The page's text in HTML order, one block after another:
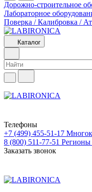
Дорожно-строительное
Лабораторное
Поверка / Калибровка /
Каталог
Телефоны
+7 (499) 455-51-17
8 (800) 511-77-51
Заказать звонок